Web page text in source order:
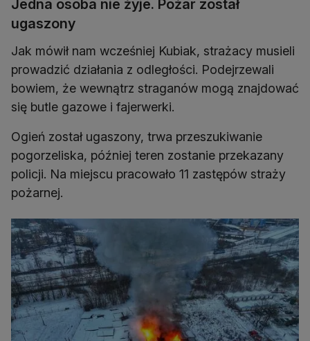
Jedna osoba nie żyje. Pożar został
ugaszony
Jak mówił nam wcześniej Kubiak, strażacy musieli
prowadzić działania z odległości. Podejrzewali
bowiem, że wewnątrz straganów mogą znajdować
się butle gazowe i fajerwerki.
Ogień został ugaszony, trwa przeszukiwanie
pogorzeliska, później teren zostanie przekazany
policji. Na miejscu pracowało 11 zastępów straży
pożarnej.